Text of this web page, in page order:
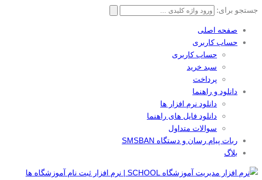
جستجو برای:
صفحه اصلی
حساب کاربری
حساب کاربری
سبد خرید
پرداخت
دانلود و راهنما
دانلود نرم افزار ها
دانلود فایل های راهنما
سوالات متداول
ربات پیام رسان و دستگاه SMSBAN
بلاگ